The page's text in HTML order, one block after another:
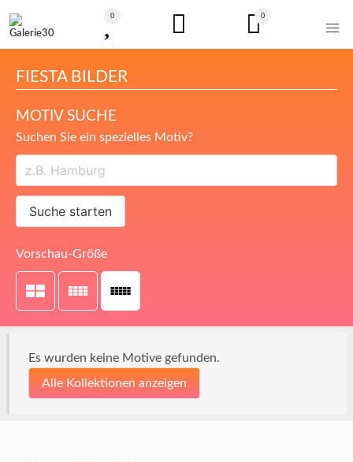
0 0
FIESTA BILDER
MOTIV SUCHE
Suchen Sie ein spezielles Motiv?
Suche starten
Vorschau-Größe
Es wurden keine Motive gefunden.
Alle Kollektionen anzeigen